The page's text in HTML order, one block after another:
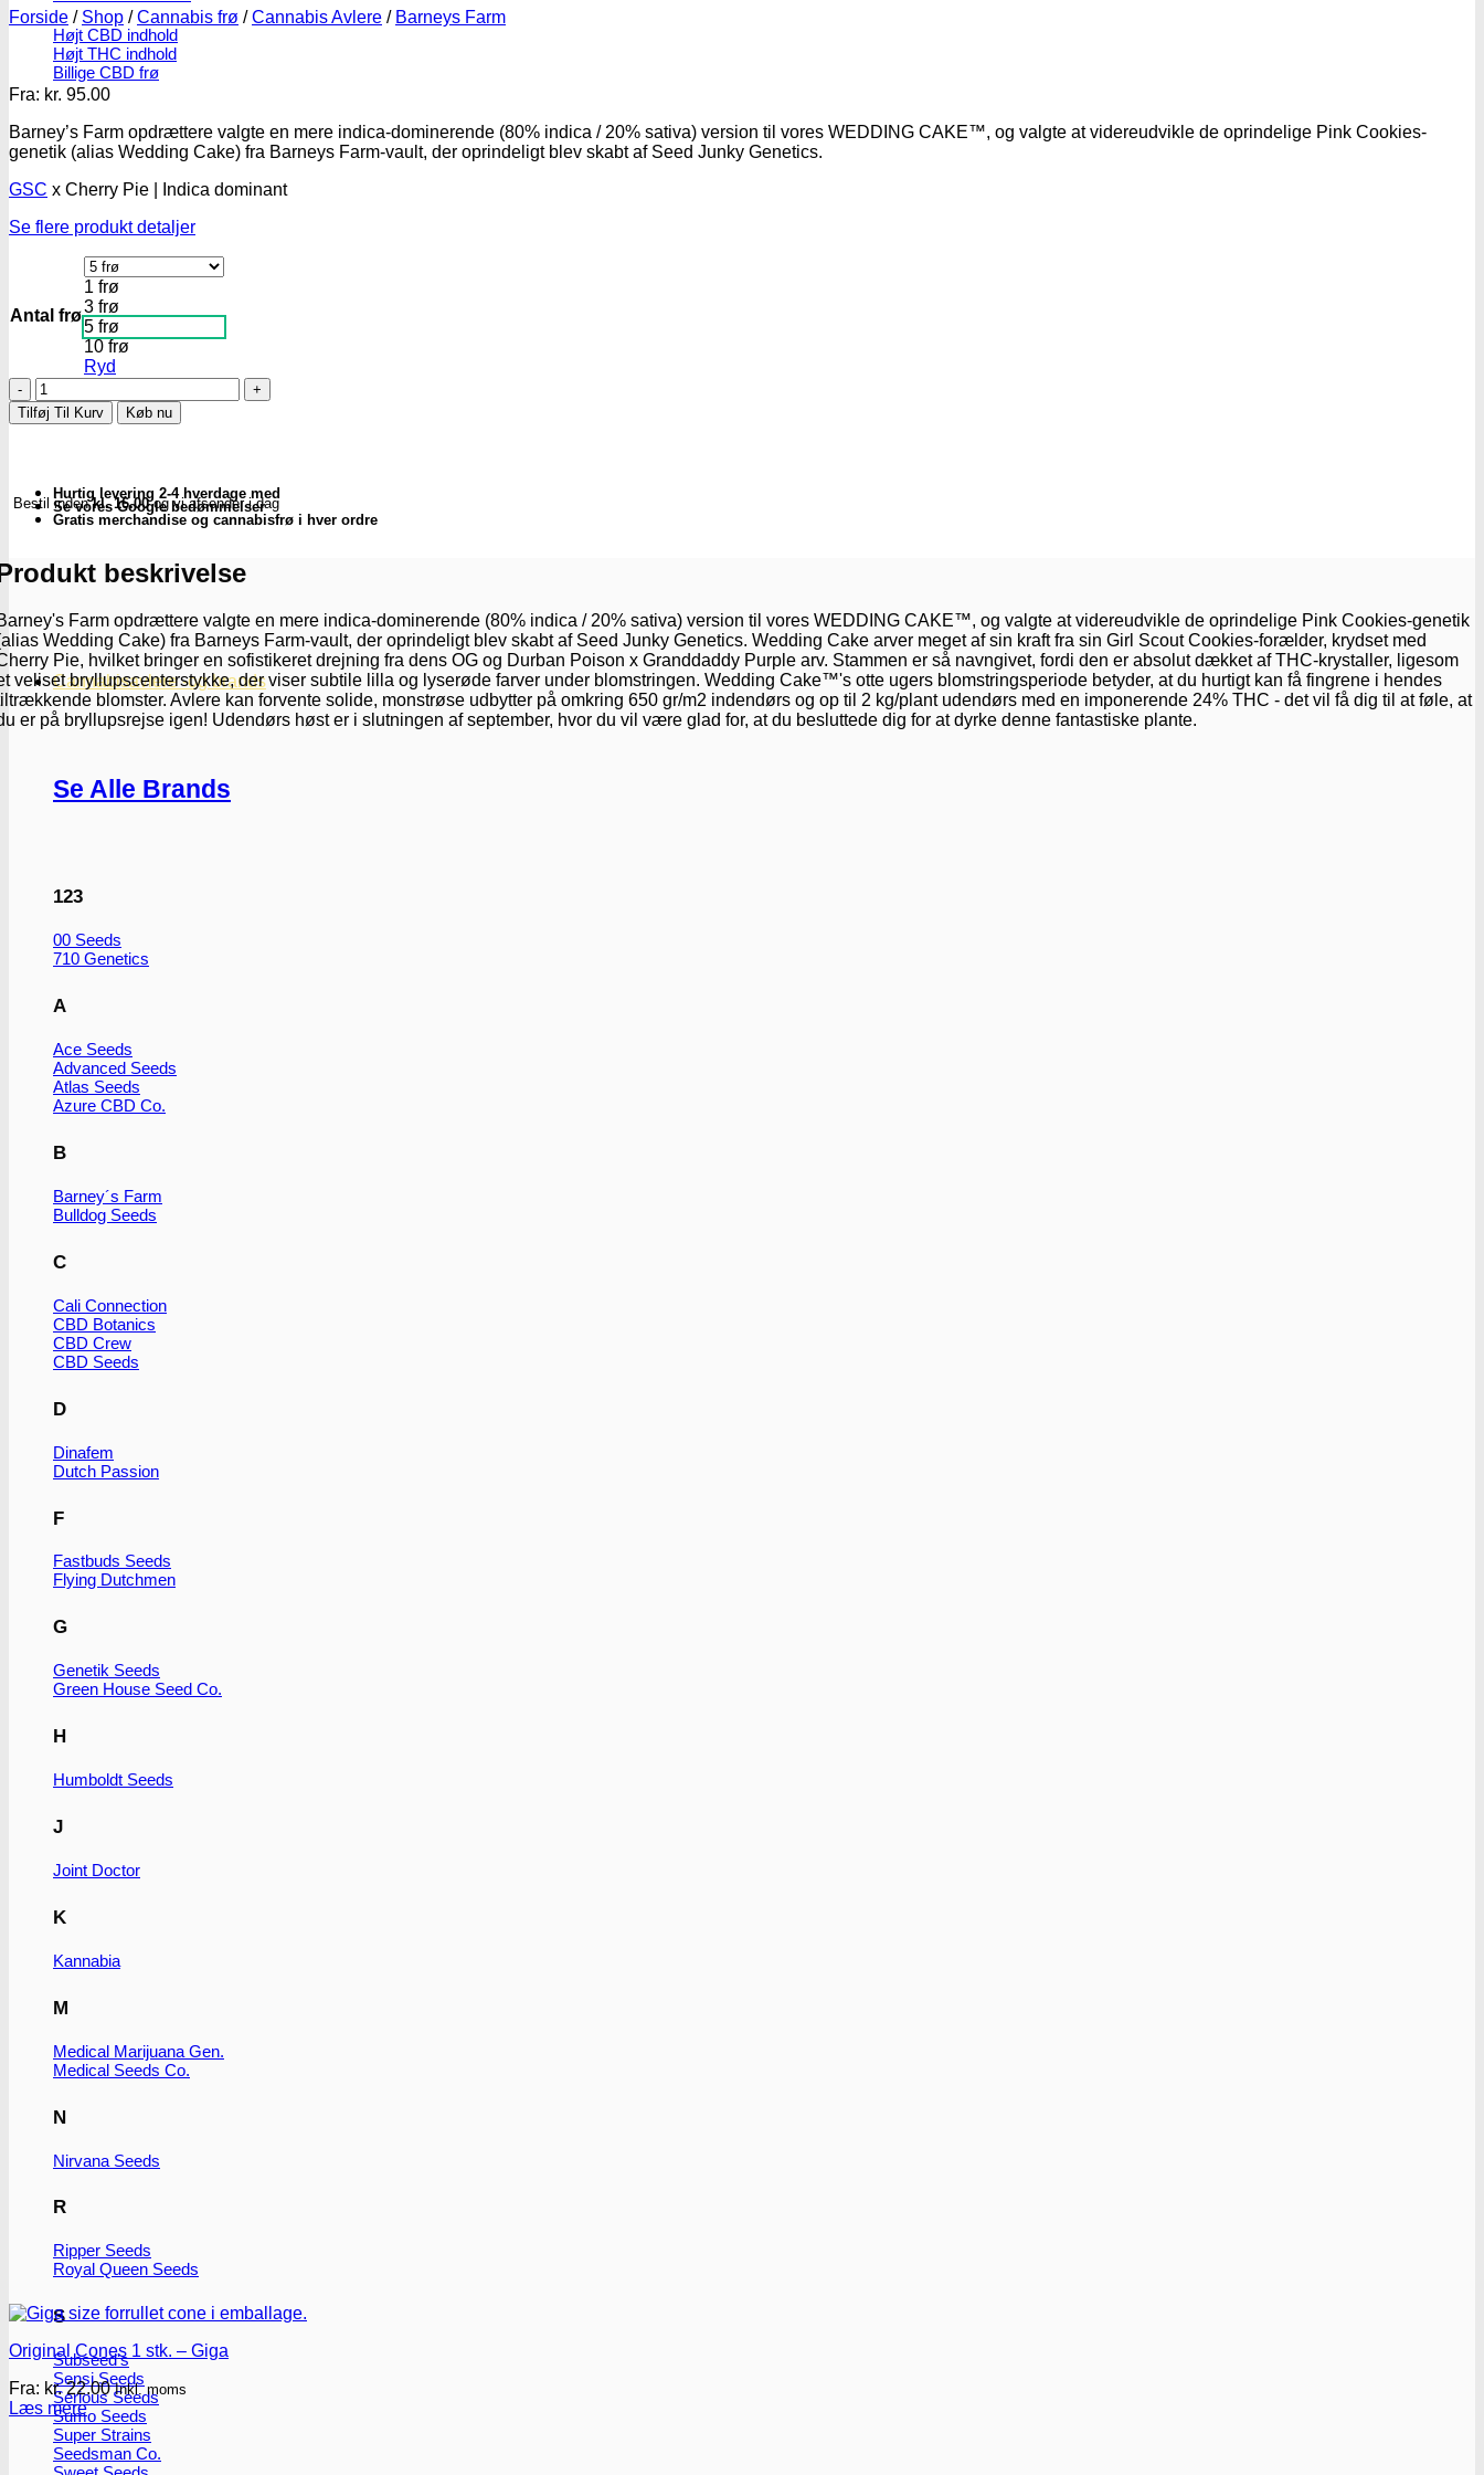
Højt CBD indhold
Højt THC indhold
Billige CBD frø
Cannabisavlere -og brands
Se Alle Brands
123
00 Seeds
710 Genetics
A
Ace Seeds
Advanced Seeds
Atlas Seeds
Azure CBD Co.
B
Barney´s Farm
Bulldog Seeds
C
Cali Connection
CBD Botanics
CBD Crew
CBD Seeds
D
Dinafem
Dutch Passion
F
Fastbuds Seeds
Flying Dutchmen
G
Genetik Seeds
Green House Seed Co.
H
Humboldt Seeds
J
Joint Doctor
K
Kannabia
M
Medical Marijuana Gen.
Medical Seeds Co.
N
Nirvana Seeds
R
Ripper Seeds
Royal Queen Seeds
S
Subseed's
Sensi Seeds
Serious Seeds
Sumo Seeds
Super Strains
Seedsman Co.
Forside / Shop / Cannabis frø / Cannabis Avlere / Barneys Farm
Fra: kr. 95.00
Barney’s Farm opdrættere valgte en mere indica-dominerende (80% indica / 20% sativa) version til vores WEDDING CAKE™, og valgte at videreudvikle de oprindelige Pink Cookies-
genetik (alias Wedding Cake) fra Barneys Farm-vault, der oprindeligt blev skabt af Seed Junky Genetics.
GSC x Cherry Pie | Indica dominant
Se flere produkt detaljer
Antal frø
1 frø
3 frø
5 frø
10 frø
Ryd
Wedding
Cake
|
Barney's
Farm
Tilføj Til Kurv Køb nu
Bestil indenkl. 16.00og vi afsender i dag
Hurtig levering 2-4 hverdage med
Se vores Google bedømmelser
Gratis merchandise og cannabisfrø i hver ordre
beskrivelse
Farm opdrættere valgte en mere indica-dominerende (80% indica / 20% sativa) version til vores WEDDING CAKE™, og valgte at videreudvikle de oprindelige Pink Cookies-genetik
Wedding Cake) fra Barneys Farm-vault, der oprindeligt blev skabt af Seed Junky Genetics. Wedding Cake arver meget af sin kraft fra sin Girl Scout Cookies-forælder, krydset med
Pie, hvilket bringer en sofistikeret drejning fra dens OG og Durban Poison x Granddaddy Purple arv. Stammen er så navngivet, fordi den er absolut dækket af THC-krystaller, ligesom
veliset bryllupscenterstykke, der viser subtile lilla og lyserøde farver under blomstringen. Wedding Cake™'s otte ugers blomstringsperiode betyder, at du hurtigt kan få fingrene i hendes
blomster. Avlere kan forvente solide, monstrøse udbytter på omkring 650 gr/m2 indendørs og op til 2 kg/plant udendørs med en imponerende 24% THC - det vil få dig til at føle, at
er på bryllupsrejse igen! Udendørs høst er i slutningen af september, hvor du vil være glad for, at du besluttede dig for at dyrke denne fantastiske plante.
Original Cones 1 stk. – Giga
Fra: kr.22.00 Inkl. moms
Læs mere